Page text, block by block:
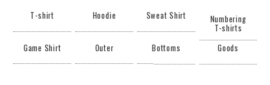
T-shirt Hoodie Sweat Shirt Numbering
T-shirts
Game Shirt
Outer Bottoms Goods